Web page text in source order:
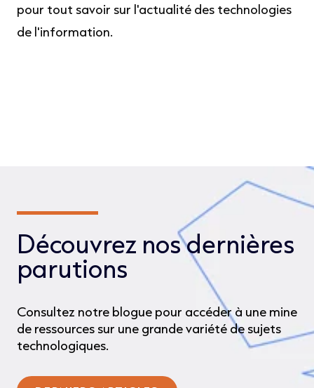
pour tout savoir sur l'actualité des technologies
de l'information.
Découvrez nos dernières
parutions
Consultez notre blogue pour accéder à une mine
de ressources sur une grande variété de sujets
technologiques.